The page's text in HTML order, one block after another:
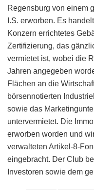
Regensburg von einem
I.S. erworben. Es
Konzern errichtetes
Zertifizierung, das
vermietet ist, wobei die
Jahren angegeben
Flächen an die
börsennotierten
sowie das
untervermietet. Die
erworben worden und
verwalteten Artikel-8-
eingebracht. Der Club
Investoren sowie dem